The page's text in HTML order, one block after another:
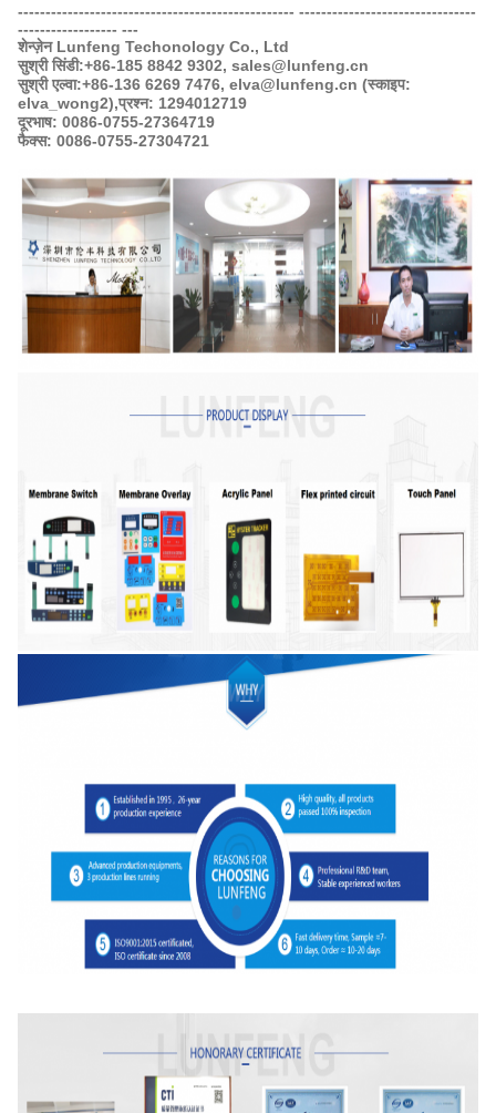
-------------------------------------------------- --------------------------------
------------------ ---
शेन्ज़ेन Lunfeng Techonology Co., Ltd
सुश्री सिंडी:+86-185 8842 9302, sales@lunfeng.cn
सुश्री एल्वा:+86-136 6269 7476, elva@lunfeng.cn (स्काइप:
elva_wong2),प्रश्न: 1294012719
दूरभाष: 0086-0755-27364719
फैक्स: 0086-0755-27304721